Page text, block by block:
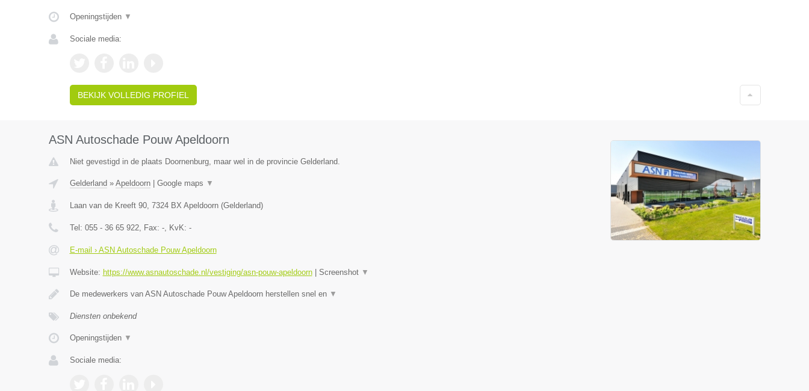
Openingstijden ▼
Sociale media:
BEKIJK VOLLEDIG PROFIEL
ASN Autoschade Pouw Apeldoorn
Niet gevestigd in de plaats Doornenburg, maar wel in de provincie Gelderland.
Gelderland » Apeldoorn| Google maps ▼
Laan van de Kreeft 90, 7324 BX Apeldoorn(Gelderland)
Tel: 055 - 36 65 922, Fax: -, KvK: -
E-mail › ASN Autoschade Pouw Apeldoorn
Website: https://www.asnautoschade.nl/vestiging/asn-pouw-apeldoorn| Screenshot ▼
De medewerkers van ASN Autoschade Pouw Apeldoorn herstellen snel en ▼
Diensten onbekend
Openingstijden ▼
Sociale media: